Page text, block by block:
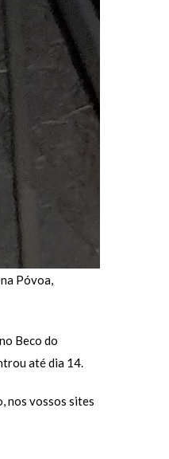
Póvoa,
Beco do
até dia 14.
nos vossos sites